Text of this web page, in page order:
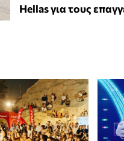
Hellas για τους